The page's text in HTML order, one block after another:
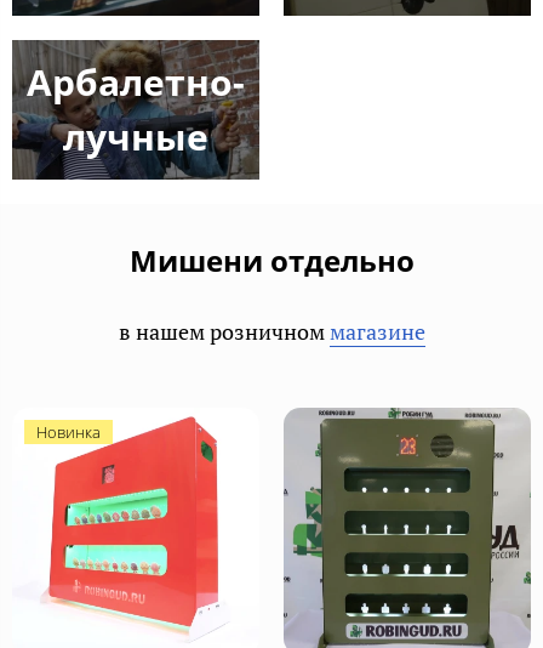
Арбалетно-
лучные
Мишени отдельно
в нашем розничноммагазине
Новинка